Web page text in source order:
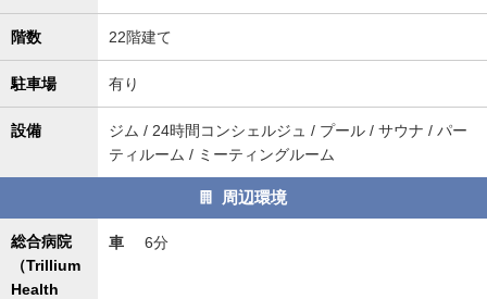
階数 22階建て
駐車場 有り
設備
ジム / 24時間コンシェルジュ / プール / サウナ / パー
ティルーム / ミーティングルーム
周辺環境
総合病院
（Trillium
Health
車 6分